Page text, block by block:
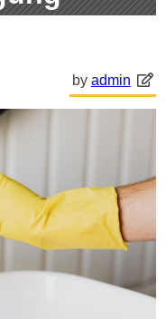
by admin